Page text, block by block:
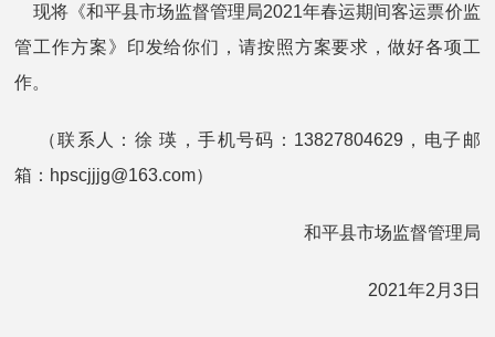
现将《和平县市场监督管理局2021年春运期间客运票价监
管工作方案》印发给你们，请按照方案要求，做好各项工
作。
（联系人：徐 瑛，手机号码：13827804629，电子邮
箱：hpscjjjg@163.com）
和平县市场监督管理局
2021年2月3日